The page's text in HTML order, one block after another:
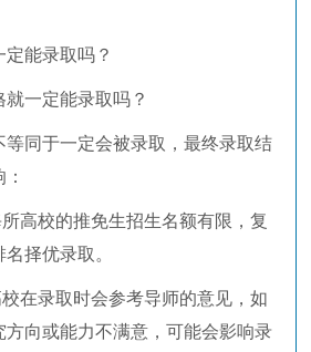
能录取吗？
一定能录取吗？
等同于一定会被录取，最终录取结
高校的推免生招生名额有限，复
择优录取。
在录取时会参考导师的意见，如
方向或能力不满意，可能会影响录